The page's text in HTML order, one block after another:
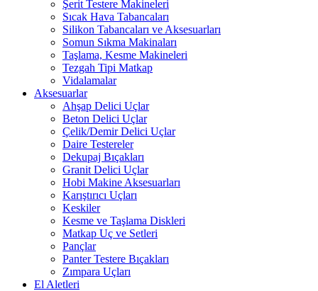
Şerit Testere Makineleri
Sıcak Hava Tabancaları
Silikon Tabancaları ve Aksesuarları
Somun Sıkma Makinaları
Taşlama, Kesme Makineleri
Tezgah Tipi Matkap
Vidalamalar
Aksesuarlar
Ahşap Delici Uçlar
Beton Delici Uçlar
Çelik/Demir Delici Uçlar
Daire Testereler
Dekupaj Bıçakları
Granit Delici Uçlar
Hobi Makine Aksesuarları
Karıştırıcı Uçları
Keskiler
Kesme ve Taşlama Diskleri
Matkap Uç ve Setleri
Pançlar
Panter Testere Bıçakları
Zımpara Uçları
El Aletleri